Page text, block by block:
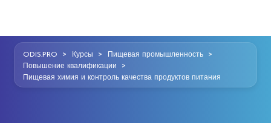
ODIS.PRO > Курсы > Пищевая промышленность >
Повышение квалификации >
Пищевая химия и контроль качества продуктов питания